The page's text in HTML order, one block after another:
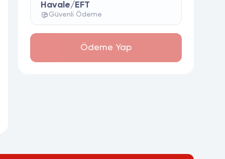
Havale/EFT
Güvenli Ödeme
Ödeme Yap